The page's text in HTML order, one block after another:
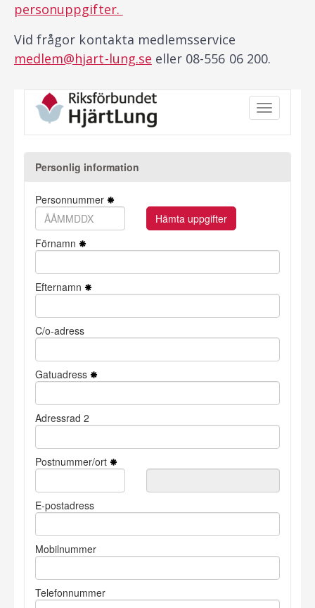
personuppgifter.
Vid frågor kontakta medlemsservice
medlem@hjart-lung.se eller 08-556 06 200.